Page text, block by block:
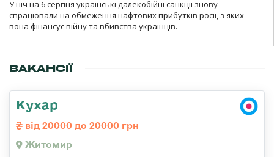
У ніч на 6 серпня українські далекобійні санкції знову
спрацювали на обмеження нафтових прибутків росії, з яких
вона фінансує війну та вбивства українців.
ВАКАНСІЇ
Кухар
від 20000 до 20000 грн
Житомир